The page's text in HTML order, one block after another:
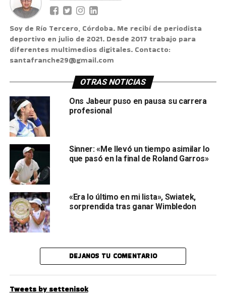
Soy de Río Tercero, Córdoba. Me recibí de periodista
deportivo en julio de 2021. Desde 2017 trabajo para
diferentes multimedios digitales. Contacto:
santafranche29@gmail.com
OTRAS NOTICIAS
Ons Jabeur puso en pausa su carrera
profesional
Sinner: «Me llevó un tiempo asimilar lo
que pasó en la final de Roland Garros»
«Era lo último en mi lista», Swiatek,
sorprendida tras ganar Wimbledon
DEJANOS TU COMENTARIO
Tweets by settenisok